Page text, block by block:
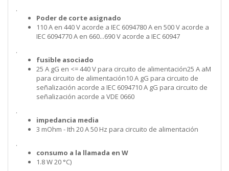
.
Poder de corte asignado
110 A en 440 V acorde a IEC 6094780 A en 500 V acorde a
IEC 6094770 A en 660...690 V acorde a IEC 60947
.
fusible asociado
25 A gG en <= 440 V para circuito de alimentación25 A aM
para circuito de alimentación10 A gG para circuito de
señalización acorde a IEC 6094710 A gG para circuito de
señalización acorde a VDE 0660
.
impedancia media
3 mOhm - Ith 20 A 50 Hz para circuito de alimentación
.
consumo a la llamada en W
1.8 W 20 °C)